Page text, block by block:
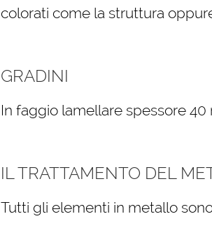
colorati come la struttura
GRADINI
In faggio lamellare spessore
IL TRATTAMENTO DEL
Tutti gli elementi in metallo